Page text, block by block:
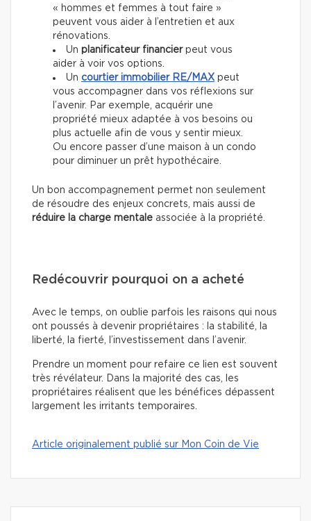
« hommes et femmes à tout faire »
peuvent vous aider à l’entretien et aux
rénovations.
Un planificateur financierpeut vous
aider à voir vos options.
Un courtier immobilier RE/MAX peut
vous accompagner dans vos réflexions sur
l’avenir. Par exemple, acquérir une
propriété mieux adaptée à vos besoins ou
plus actuelle afin de vous y sentir mieux.
Ou encore passer d’une maison à un condo
pour diminuer un prêt hypothécaire.
Un bon accompagnement permet non seulement
de résoudre des enjeux concrets, mais aussi de
réduire la charge mentale associée à la propriété.
Redécouvrir pourquoi on a acheté
Avec le temps, on oublie parfois les raisons qui nous
ont poussés à devenir propriétaires : la stabilité, la
liberté, la fierté, l’investissement dans l’avenir.
Prendre un moment pour refaire ce lien est souvent
très révélateur. Dans la majorité des cas, les
propriétaires réalisent que les bénéfices dépassent
largement les irritants temporaires.
Article originalement publié sur Mon Coin de Vie